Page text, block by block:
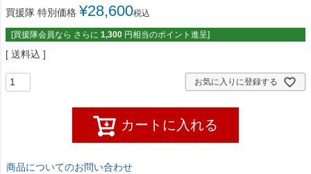
買援隊 特別価格 ¥28,600税込
[買援隊会員なら さらに 1,300 円相当のポイント進呈]
送料込
お気に入りに登録する
カートに入れる
商品についてのお問い合わせ